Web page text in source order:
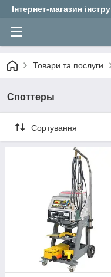
Інтернет-магазин
Товари та послуги
Споттеры
Сортування